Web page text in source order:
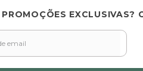
EXCLUSIVAS?